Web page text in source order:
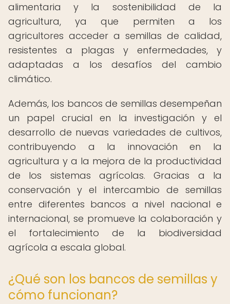
alimentaria y la sostenibilidad de la
agricultura, ya que permiten a los
agricultores acceder a semillas de calidad,
resistentes a plagas y enfermedades, y
adaptadas a los desafíos del cambio
climático.
Además, los bancos de semillas desempeñan
un papel crucial en la investigación y el
desarrollo de nuevas variedades de cultivos,
contribuyendo a la innovación en la
agricultura y a la mejora de la productividad
de los sistemas agrícolas. Gracias a la
conservación y el intercambio de semillas
entre diferentes bancos a nivel nacional e
internacional, se promueve la colaboración y
el fortalecimiento de la biodiversidad
agrícola a escala global.
¿Qué son los bancos de semillas y
cómo funcionan?